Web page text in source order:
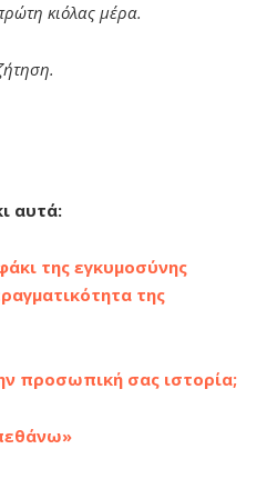
κιόλας μέρα.
αυτά:
της εγκυμοσύνης
της
προσωπική σας ιστορία;